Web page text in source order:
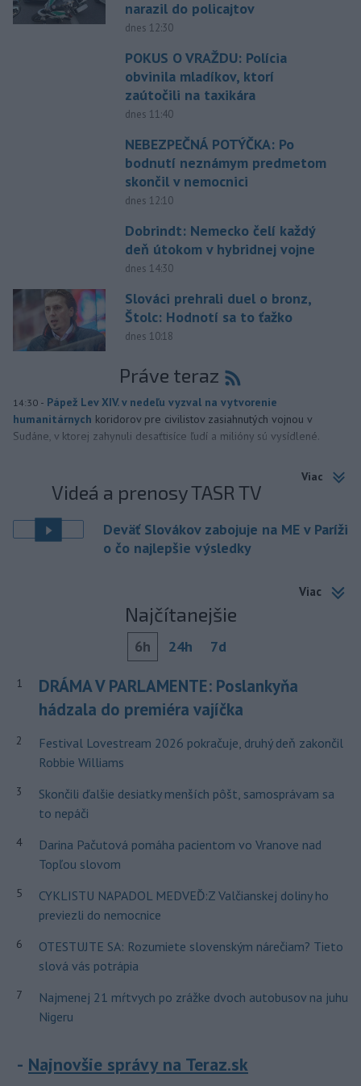
narazil do policajtov
dnes 12:30
POKUS O VRAŽDU: Polícia
obvinila mladíkov, ktorí
zaútočili na taxikára
dnes 11:40
NEBEZPEČNÁ POTÝČKA: Po
bodnutí neznámym predmetom
skončil v nemocnici
dnes 12:10
Dobrindt: Nemecko čelí každý
deň útokom v hybridnej vojne
dnes 14:30
Slováci prehrali duel o bronz,
Štolc: Hodnotí sa to ťažko
dnes 10:18
Práve teraz
14:30 - Pápež Lev XIV. v nedeľu vyzval na vytvorenie
humanitárnych koridorov pre civilistov zasiahnutých vojnou v
Sudáne, v ktorej zahynuli desaťtisíce ľudí a milióny sú vysídlené.
Viac
Videá a prenosy TASR TV
Deväť Slovákov zabojuje na ME v Paríži
o čo najlepšie výsledky
Viac
Najčítanejšie
6h 24h 7d
1
DRÁMA V PARLAMENTE: Poslankyňa
hádzala do premiéra vajíčka
2
Festival Lovestream 2026 pokračuje, druhý deň zakončil
Robbie Williams
3
Skončili ďalšie desiatky menších pôšt, samosprávam sa
to nepáči
4
Darina Pačutová pomáha pacientom vo Vranove nad
Topľou slovom
5
CYKLISTU NAPADOL MEDVEĎ:Z Valčianskej doliny ho
previezli do nemocnice
6
OTESTUJTE SA: Rozumiete slovenským nárečiam? Tieto
slová vás potrápia
7
Najmenej 21 mŕtvych po zrážke dvoch autobusov na juhu
Nigeru
Najnovšie správy na Teraz.sk